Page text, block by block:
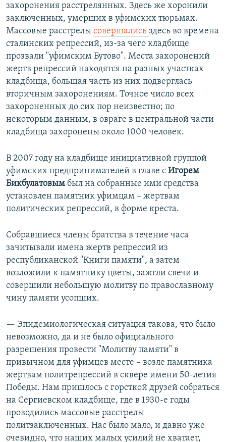
захоронения расстрелянных. Здесь же хоронили
заключенных, умерших в уфимских тюрьмах.
Массовые расстрелы совершались здесь во времена
сталинских репрессий, из-за чего кладбище
прозвали "уфимским Бутово". Места захоронений
жертв репрессий находятся на разных участках
кладбища, большая часть из них подверглась
вторичным захоронениям. Точное число всех
захороненных до сих пор неизвестно; по
некоторым данным, в овраге в центральной части
кладбища захоронены около 1000 человек.
В 2007 году на кладбище инициативной группой
уфимских предпринимателей в главе с Игорем
Бикбулатовым был на собранные ими средства
установлен памятник уфимцам – жертвам
политических репрессий, в форме креста.
Собравшиеся члены братства в течение часа
зачитывали имена жертв репрессий из
республиканской "Книги памяти", а затем
возложили к памятнику цветы, зажгли свечи и
совершили небольшую молитву по православному
чину памяти усопших.
— Эпидемиологическая ситуация такова, что было
невозможно, да и не было официального
разрешения провести "Молитву памяти" в
привычном для уфимцев месте – возле памятника
жертвам политрепрессий в сквере имени 50-летия
Победы. Нам пришлось с горсткой друзей собраться
на Сергиевском кладбище, где в 1930-е годы
проводились массовые расстрелы
политзаключенных. Нас было мало, и давно уже
очевидно, что наших малых усилий не хватает,